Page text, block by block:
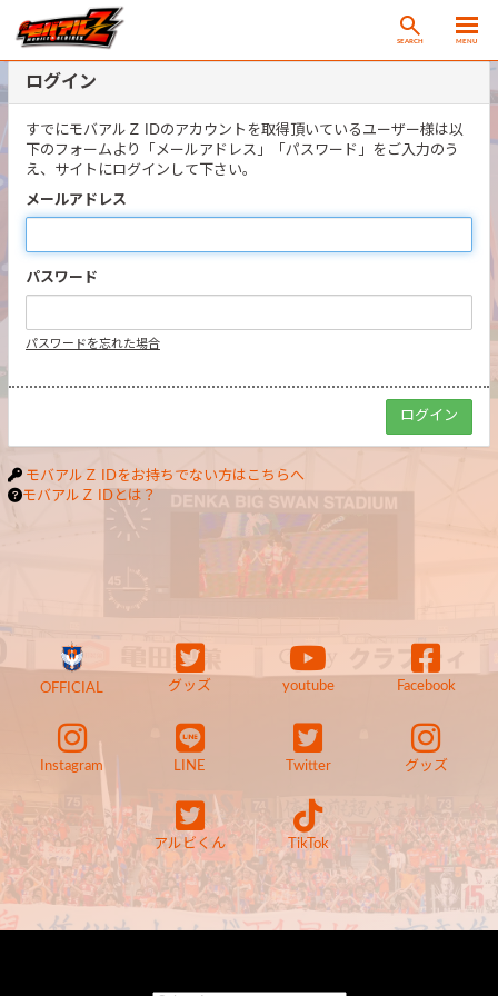
SEARCH MENU
ログイン
すでにモバアルＺ IDのアカウントを取得頂いているユーザー様は以
下のフォームより「メールアドレス」「パスワード」をご入力のう
え、サイトにログインして下さい。
メールアドレス
パスワード
パスワードを忘れた場合
モバアルＺ IDをお持ちでない方はこちらへ
モバアルＺ IDとは？
OFFICIAL グッズ youtube Facebook
Instagram LINE Twitter グッズ
アルビくん TikTok